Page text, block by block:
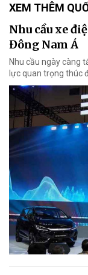
XEM THÊM
Nhu cầu xe
Đông Nam Á
Nhu cầu ngày càng
lực quan trọng thúc